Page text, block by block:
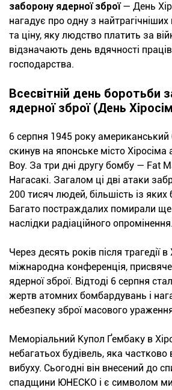
заборону ядерної зброї— День
нагадує про одну з найтрагічніших
та ціну, яку людство платить за
відзначають день вдячності
господарства.
Всесвітній день боротьби
ядерної зброї (День
6 серпня 1945 року
скинув на японське місто
Boy. За три дні другу бомбу — Fat
Нагасакі. Загалом ці дві атаки
200 тисяч людей, більшість із
Багато постраждалих помирали
наслідки радіаційного опромінення.
Через десять років після трагедії в
міжнародна конференція,
ядерної зброї. Відтоді 6 серпня
жертв атомних бомбардувань і
небезпеку зброї масового
Меморіальний Купол Ґембаку в
небагатьох будівель, яка частково
вибуху. Сьогодні він внесений до
спадщини ЮНЕСКО і є символом